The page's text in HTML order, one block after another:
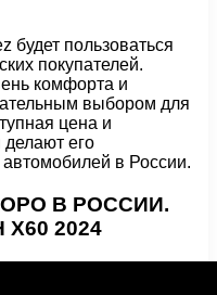
будет пользоваться
покупателей.
комфорта и
выбором для
цена и
делают его
в России.
В РОССИИ.
2024